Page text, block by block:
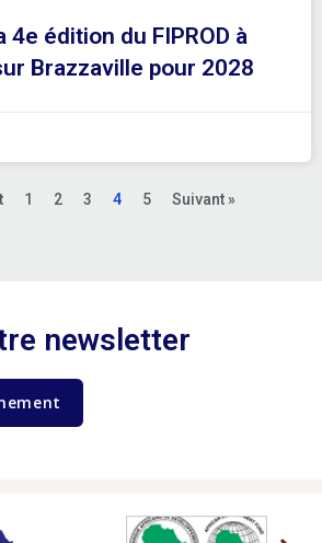
4e édition du FIPROD à
Brazzaville pour 2028
1 2 3 4 5 Suivant »
newsletter